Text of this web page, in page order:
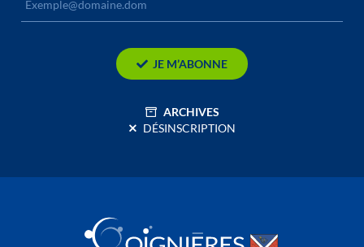
JE M’ABONNE
ARCHIVES
DÉSINSCRIPTION